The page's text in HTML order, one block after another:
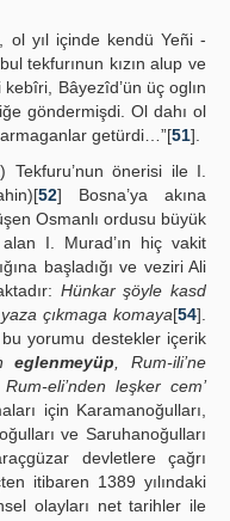
ol yıl içinde kendü Yeñi -
tekfurınun kızın alup ve
kebîri, Bâyezîd’ün üç oglın
göndermişdi. Ol dahı ol
armaganlar getürdi…”[51].
Tekfuru’nun önerisi ile I.
52] Bosna’ya akına
Osmanlı ordusu büyük
I. Murad’ın hiç vakit
başladığı ve veziri Ali
Hünkar şöyle kasd
yaza çıkmaga komaya[54].
yorumu destekler içerik
eglenmeyüp, Rum-ili’ne
eli’nden leşker cem’
için Karamanoğulları,
ve Saruhanoğulları
devletlere çağrı
itibaren 1389 yılındaki
olayları net tarihler ile